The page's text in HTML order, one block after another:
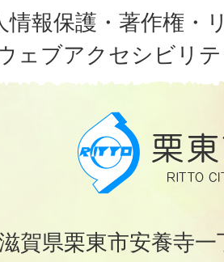
情報保護・著作権・
ェブアクセシビリ
賀県栗東市安養寺